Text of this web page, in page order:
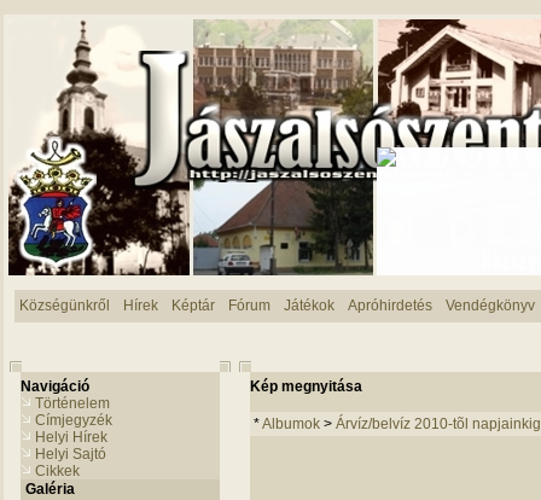
Községünkről Hírek Képtár Fórum Játékok Apróhirdetés Vendégkönyv
Navigáció
Történelem
Címjegyzék
Helyi Hírek
Helyi Sajtó
Cikkek
Galéria
Kép megnyitása
*Albumok > Árvíz/belvíz 2010-tõl napjainkig